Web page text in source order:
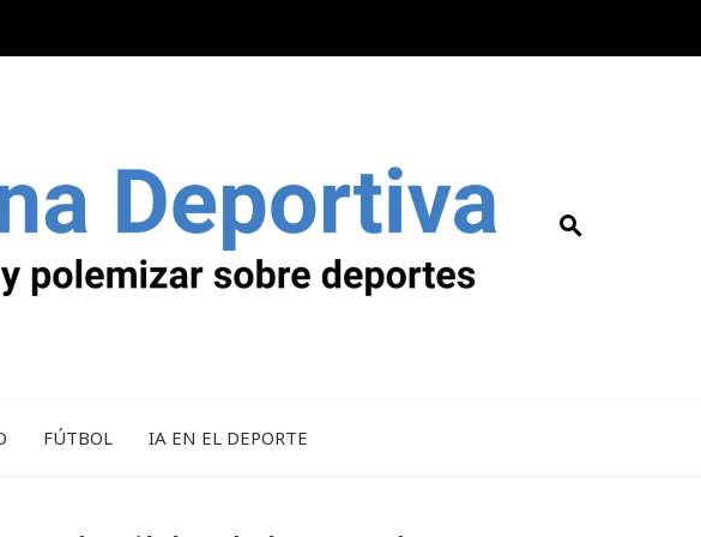
FÚTBOL IA EN EL DEPORTE